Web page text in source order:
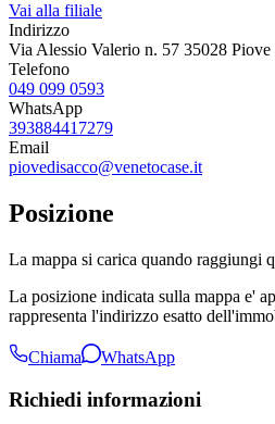
Vai alla filiale
Indirizzo
Via Alessio Valerio n. 57 35028 Piove
Telefono
049 099 0593
WhatsApp
393884417279
Email
piovedisacco@venetocase.it
Posizione
La mappa si carica quando raggiungi
La posizione indicata sulla mappa e'
rappresenta l'indirizzo esatto
Chiama WhatsApp
Richiedi informazioni